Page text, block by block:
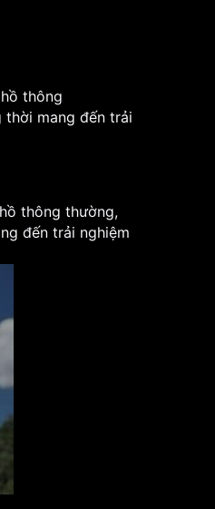
thông
thời mang đến trải
thông thường,
đến trải nghiệm